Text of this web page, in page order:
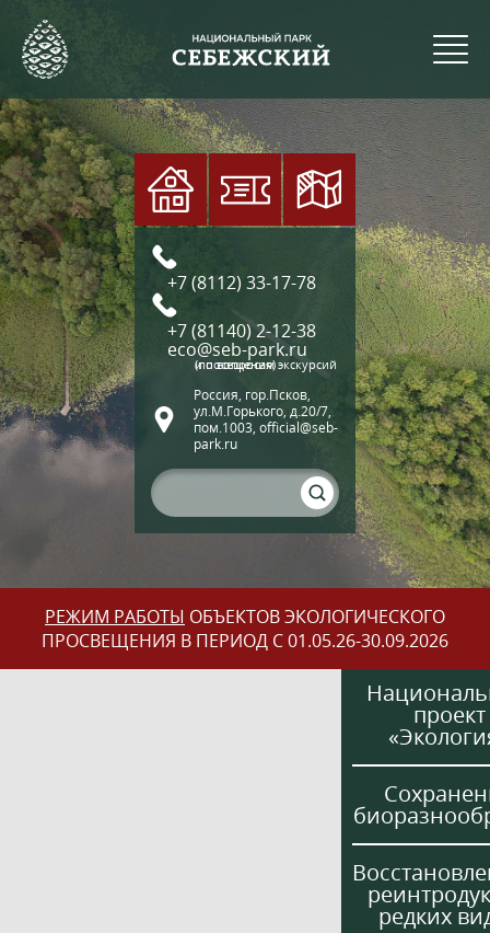
+7 (8112) 33-17-78
+7 (81140) 2-12-38
eco@seb-park.ru
(по вопросам экскурсий и посещения)
Россия, гор.Псков,
ул.М.Горького, д.20/7,
пом.1003, official@seb-
park.ru
РЕЖИМ РАБОТЫ ОБЪЕКТОВ ЭКОЛОГИЧЕСКОГО
ПРОСВЕЩЕНИЯ В ПЕРИОД С 01.05.26-30.09.2026
проект
редких